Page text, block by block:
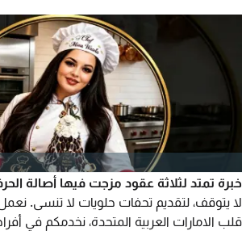
خبرة تمتد لثلاثة عقود مزجت فيها أصالة
لا يتوقف، لتقديم تحفات حلويات لا تنسى.
قلب الامارات العربية المتحدة، نخدمكم في